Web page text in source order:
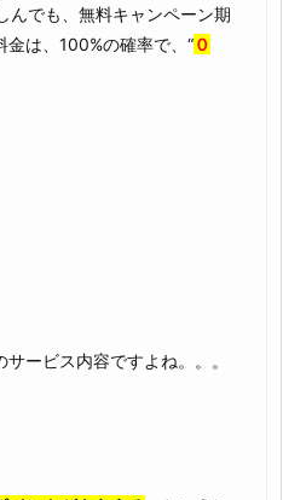
んでも、無料キャンペーン期
金は、100%の確率で、“０
ービス内容ですよね。。。